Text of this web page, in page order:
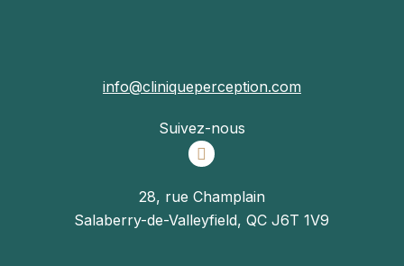
info@cliniqueperception.com
Suivez-nous
28, rue Champlain
Salaberry-de-Valleyfield, QC J6T 1V9